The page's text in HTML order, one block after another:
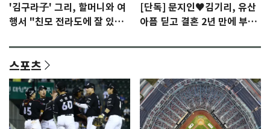
'김구라子' 그리, 할머니와 여
행서 "친모 전라도에 잘 있
[단독] 문지인♥김기리, 유산
아픔 딛고 결혼 2년 만에 부모
스포츠